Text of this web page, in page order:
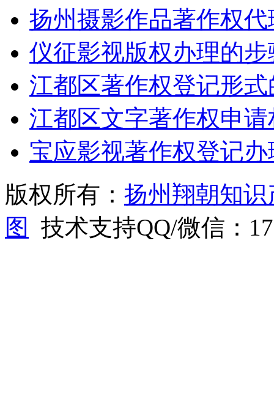
扬州摄影作品著作权
仪征影视版权办理的
江都区著作权登记形
江都区文字著作权申
宝应影视著作权登记
版权所有： 扬州翔朝知
图
技术支持QQ/微信：